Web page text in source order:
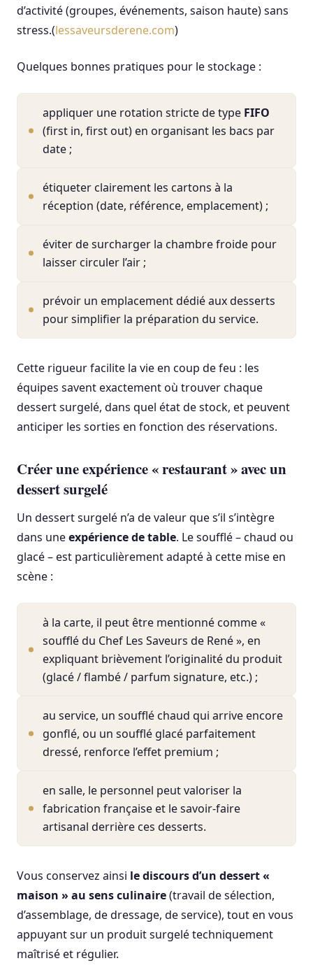
d’activité (groupes, événements, saison haute) sans
stress.(lessaveursderene.com)
Quelques bonnes pratiques pour le stockage :
appliquer une rotation stricte de type FIFO
(first in, first out) en organisant les bacs par
date ;
étiqueter clairement les cartons à la
réception (date, référence, emplacement) ;
éviter de surcharger la chambre froide pour
laisser circuler l’air ;
prévoir un emplacement dédié aux desserts
pour simplifier la préparation du service.
Cette rigueur facilite la vie en coup de feu : les
équipes savent exactement où trouver chaque
dessert surgelé, dans quel état de stock, et peuvent
anticiper les sorties en fonction des réservations.
Créer une expérience « restaurant » avec un
dessert surgelé
Un dessert surgelé n’a de valeur que s’il s’intègre
dans uneexpérience de table. Le soufflé – chaud ou
glacé – est particulièrement adapté à cette mise en
scène :
à la carte, il peut être mentionné comme «
soufflé du Chef Les Saveurs de René », en
expliquant brièvement l’originalité du produit
(glacé / flambé / parfum signature, etc.) ;
au service, un soufflé chaud qui arrive encore
gonflé, ou un soufflé glacé parfaitement
dressé, renforce l’effet premium ;
en salle, le personnel peut valoriser la
fabrication française et le savoir-faire
artisanal derrière ces desserts.
Vous conservez ainsi le discours d’un dessert «
maison » au sens culinaire(travail de sélection,
d’assemblage, de dressage, de service), tout en vous
appuyant sur un produit surgelé techniquement
maîtrisé et régulier.